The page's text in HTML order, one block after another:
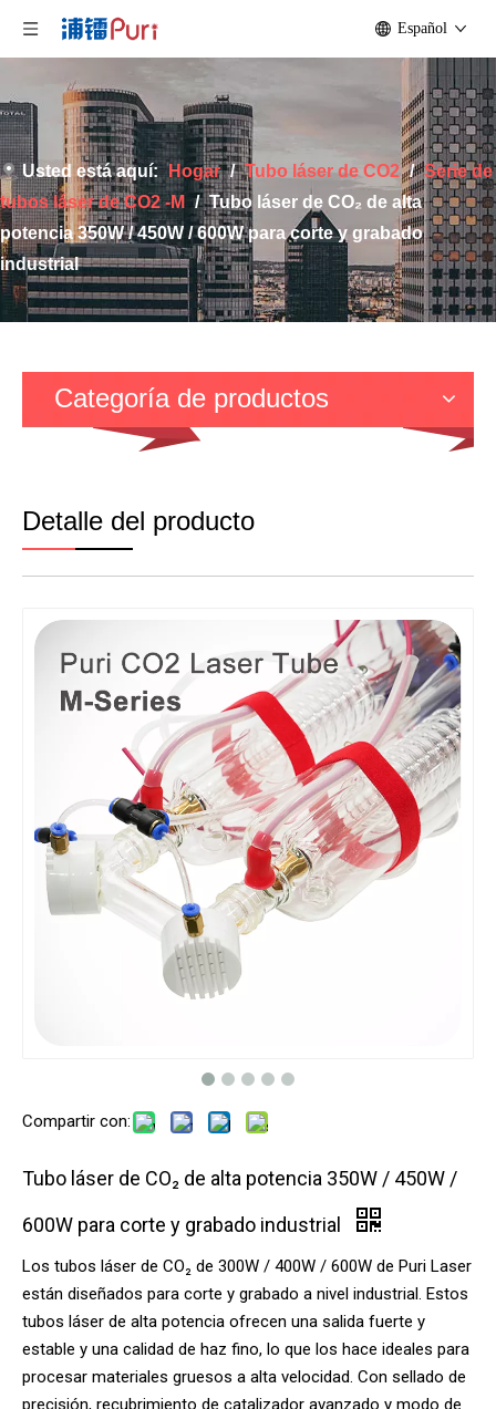
Español
Usted está aquí: Hogar / Tubo láser de CO2 / Serie de
tubos láser de CO2 -M
/ Tubo láser de CO₂ de alta
potencia 350W / 450W / 600W para corte y grabado
industrial
Categoría de productos
Detalle del producto
Compartir con:
Tubo láser de CO₂ de alta potencia 350W / 450W /
600W para corte y grabado industrial
Los tubos láser de CO₂ de 300W / 400W / 600W de Puri Laser
están diseñados para corte y grabado a nivel industrial. Estos
tubos láser de alta potencia ofrecen una salida fuerte y
estable y una calidad de haz fino, lo que los hace ideales para
procesar materiales gruesos a alta velocidad. Con sellado de
precisión, recubrimiento de catalizador avanzado y modo de